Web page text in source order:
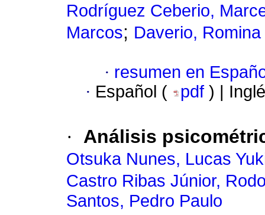
Rodríguez Ceberio,
Marcos; Daverio, Romina
· resumen en
· Español ( pdf ) |
· Análisis
Otsuka Nunes, Lucas
Castro Ribas Júnior,
Santos, Pedro Paulo